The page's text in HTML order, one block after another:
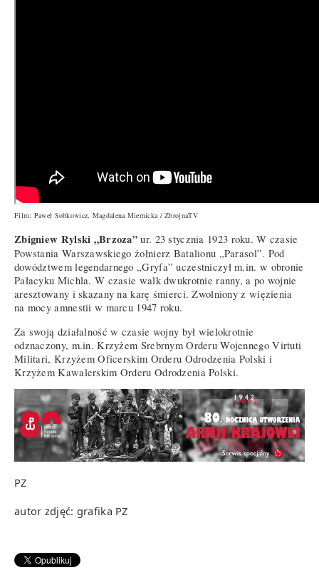
Film: Paweł Sobkowicz, Magdalena Miernicka / ZbrojnaTV
Zbigniew Rylski „Brzoza” ur. 23 stycznia 1923 roku. W czasie
Powstania Warszawskiego żołnierz Batalionu „Parasol”. Pod
dowództwem legendarnego „Gryfa” uczestniczył m.in. w obronie
Pałacyku Michla. W czasie walk dwukrotnie ranny, a po wojnie
aresztowany i skazany na karę śmierci. Zwolniony z więzienia
na mocy amnestii w marcu 1947 roku.
Za swoją działalność w czasie wojny był wielokrotnie
odznaczony, m.in. Krzyżem Srebrnym Orderu Wojennego Virtuti
Militari, Krzyżem Oficerskim Orderu Odrodzenia Polski i
Krzyżem Kawalerskim Orderu Odrodzenia Polski.
PZ
autor zdjęć: grafika PZ